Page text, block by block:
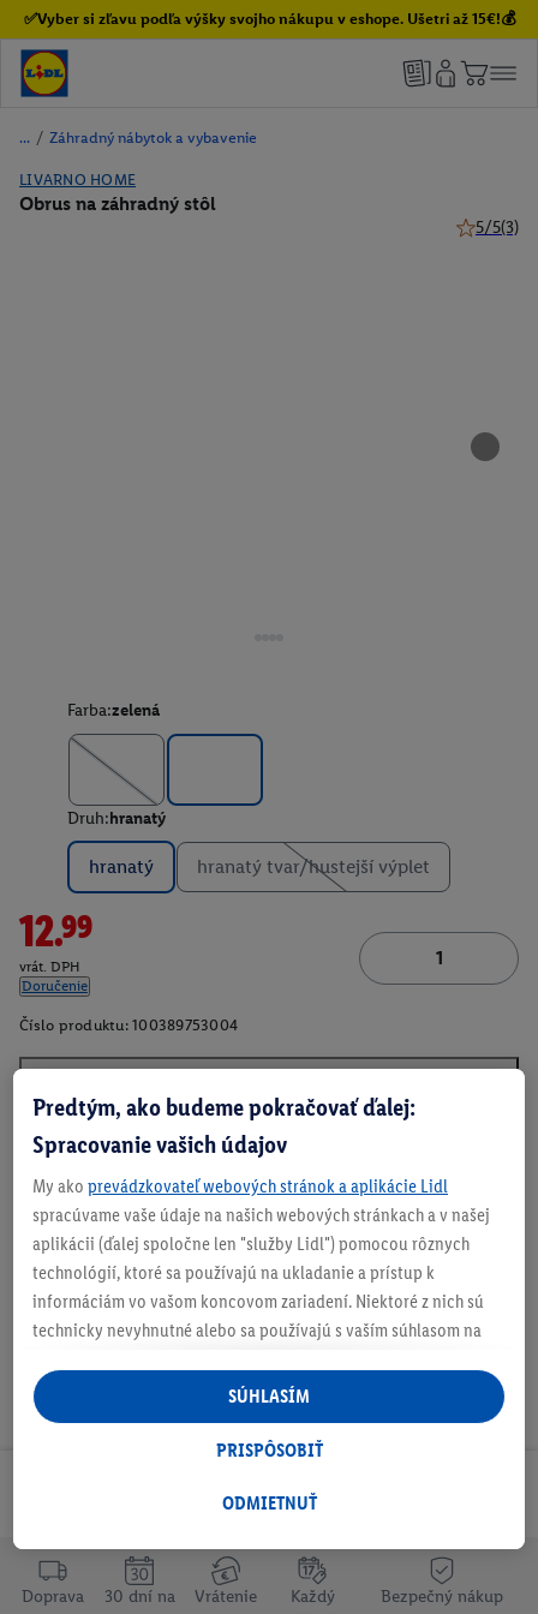
✅Vyber si zľavu podľa výšky svojho nákupu v eshope. Ušetri až 15€!💰
/ Záhradný nábytok a vybavenie
LIVARNO HOME
Obrus na záhradný stôl
5/5(3)
Farba:zelená
Druh:hranatý
hranatý hranatý tvar/hustejší výplet
12.99
vrát. DPH
Doručenie
Číslo produktu: 100389753004
O produkte
Podrobnosti o bezpečnosti produktu
Odoberaj Newsletter!
Doprava
30 dní na
Vrátenie
Každý
Bezpečný nákup
Predtým, ako budeme pokračovať ďalej:
Spracovanie vašich údajov
My ako prevádzkovateľ webových stránok a aplikácie Lidl
spracúvame vaše údaje na našich webových stránkach a v našej
aplikácii (ďalej spoločne len "služby Lidl") pomocou rôznych
technológií, ktoré sa používajú na ukladanie a prístup k
informáciám vo vašom koncovom zariadení. Niektoré z nich sú
technicky nevyhnutné alebo sa používajú s vaším súhlasom na
personalizovanú reklamu v rámci služieb Lidl aj mimo nich. Ak
ste účastníkom programu Lidl Plus, na tieto účely sa spracúvajú
aj údaje z vášho nákupného správania v obchode.
následne si vytvoríte účet Lidl Plus alebo sa prihlásite do svojho
tiež vytvoriť špeciálny online identifikátor z e-mailovej adresy,
ktorú tam uvediete, aby sme vás mohli rozpoznať v službách
ODMIETNUŤ
PRISPÔSOBIŤ
SÚHLASÍM